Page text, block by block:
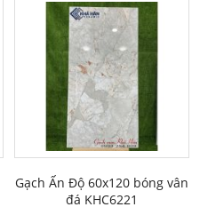
Gạch Ấn Độ 60x120 bóng vân
đá KHC6221